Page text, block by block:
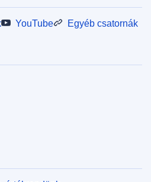
YouTube Egyéb csatornák